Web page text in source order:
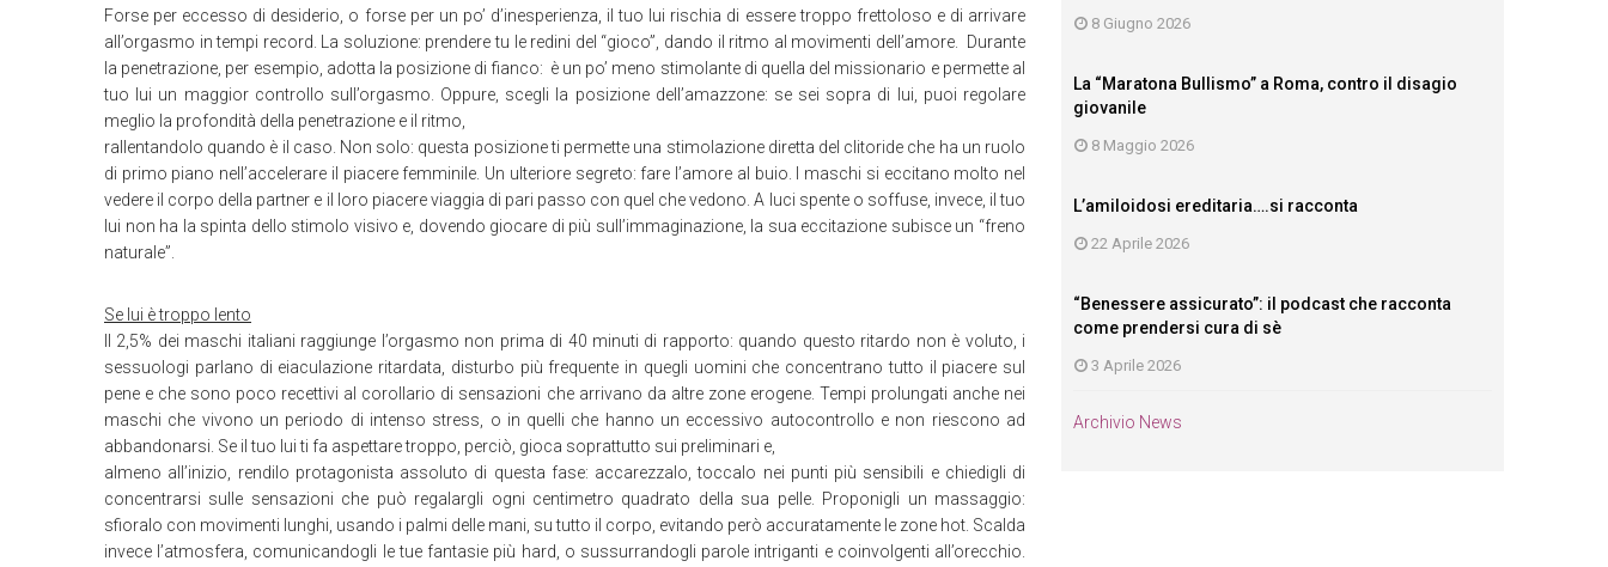
Forse per eccesso di desiderio, o forse per un po’ d’inesperienza, il tuo lui rischia di essere troppo frettoloso e di arrivare
all’orgasmo in tempi record. La soluzione: prendere tu le redini del “gioco”, dando il ritmo al movimenti dell’amore. Durante
la penetrazione, per esempio, adotta la posizione di fianco: è un po’ meno stimolante di quella del missionario e permette al
tuo lui un maggior controllo sull’orgasmo. Oppure, scegli la posizione dell’amazzone: se sei sopra di lui, puoi regolare
meglio la profondità della penetrazione e il ritmo,
rallentandolo quando è il caso. Non solo: questa posizione ti permette una stimolazione diretta del clitoride che ha un ruolo
di primo piano nell’accelerare il piacere femminile. Un ulteriore segreto: fare l’amore al buio. I maschi si eccitano molto nel
vedere il corpo della partner e il loro piacere viaggia di pari passo con quel che vedono. A luci spente o soffuse, invece, il tuo
lui non ha la spinta dello stimolo visivo e, dovendo giocare di più sull’immaginazione, la sua eccitazione subisce un “freno
naturale”.
Se lui è troppo lento
Il 2,5% dei maschi italiani raggiunge l’orgasmo non prima di 40 minuti di rapporto: quando questo ritardo non è voluto, i
sessuologi parlano di eiaculazione ritardata, disturbo più frequente in quegli uomini che concentrano tutto il piacere sul
pene e che sono poco recettivi al corollario di sensazioni che arrivano da altre zone erogene. Tempi prolungati anche nei
maschi che vivono un periodo di intenso stress, o in quelli che hanno un eccessivo autocontrollo e non riescono ad
abbandonarsi. Se il tuo lui ti fa aspettare troppo, perciò, gioca soprattutto sui preliminari e,
almeno all’inizio, rendilo protagonista assoluto di questa fase: accarezzalo, toccalo nei punti più sensibili e chiedigli di
concentrarsi sulle sensazioni che può regalargli ogni centimetro quadrato della sua pelle. Proponigli un massaggio:
sfioralo con movimenti lunghi, usando i palmi delle mani, su tutto il corpo, evitando però accuratamente le zone hot. Scalda
invece l’atmosfera, comunicandogli le tue fantasie più hard, o sussurrandogli parole intriganti e coinvolgenti all’orecchio.
8 Giugno 2026
La “Maratona Bullismo” a Roma, contro il disagio
giovanile
8 Maggio 2026
L’amiloidosi ereditaria….si racconta
22 Aprile 2026
“Benessere assicurato”: il podcast che racconta
come prendersi cura di sè
3 Aprile 2026
Archivio News